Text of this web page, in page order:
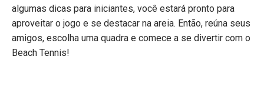
algumas dicas para iniciantes, você estará pronto para
aproveitar o jogo e se destacar na areia. Então, reúna seus
amigos, escolha uma quadra e comece a se divertir com o
Beach Tennis!